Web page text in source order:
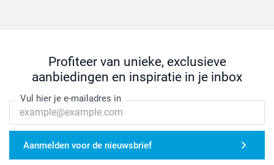
Profiteer van unieke, exclusieve
aanbiedingen en inspiratie in je inbox
Vul hier je e-mailadres in
Aanmelden voor de nieuwsbrief